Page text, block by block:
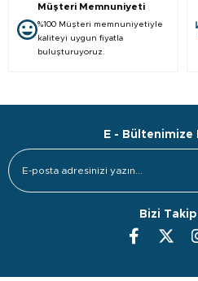
Müşteri Memnuniyeti
%100 Müşteri memnuniyetiyle
kaliteyi uygun fiyatla
buluşturuyoruz.
E - Bültenimize
Bizi